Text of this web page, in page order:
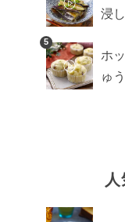
浸し
5
ホ
ゅ